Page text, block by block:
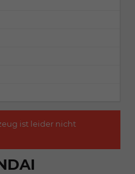
ist leider nicht